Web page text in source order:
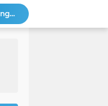
Bitmine: 4,2 Juta Ethereum Terkumpul, Kekayaan Kripto Melonjak Hingga $14,5 Miliar